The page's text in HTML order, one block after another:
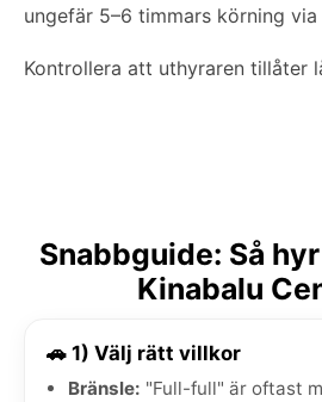
ungefär 5–6 timmars körning via
Kontrollera att uthyraren tillåter
Snabbguide: Så
Kinabalu
🚗 1) Välj rätt villkor
Bränsle: "Full-full" är oftast